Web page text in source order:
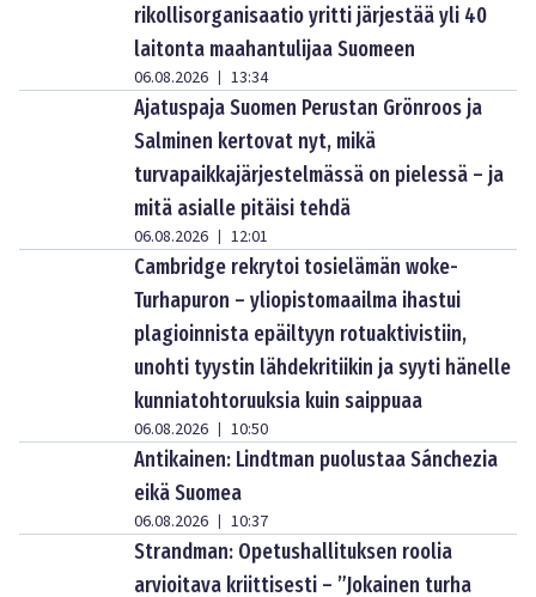
rikollisorganisaatio yritti järjestää yli 40
laitonta maahantulijaa Suomeen
06.08.2026 | 13:34
Ajatuspaja Suomen Perustan Grönroos ja
Salminen kertovat nyt, mikä
turvapaikkajärjestelmässä on pielessä – ja
mitä asialle pitäisi tehdä
06.08.2026 | 12:01
Cambridge rekrytoi tosielämän woke-
Turhapuron – yliopistomaailma ihastui
plagioinnista epäiltyyn rotuaktivistiin,
unohti tyystin lähdekritiikin ja syyti hänelle
kunniatohtoruuksia kuin saippuaa
06.08.2026 | 10:50
Antikainen: Lindtman puolustaa Sánchezia
eikä Suomea
06.08.2026 | 10:37
Strandman: Opetushallituksen roolia
arvioitava kriittisesti – ”Jokainen turha